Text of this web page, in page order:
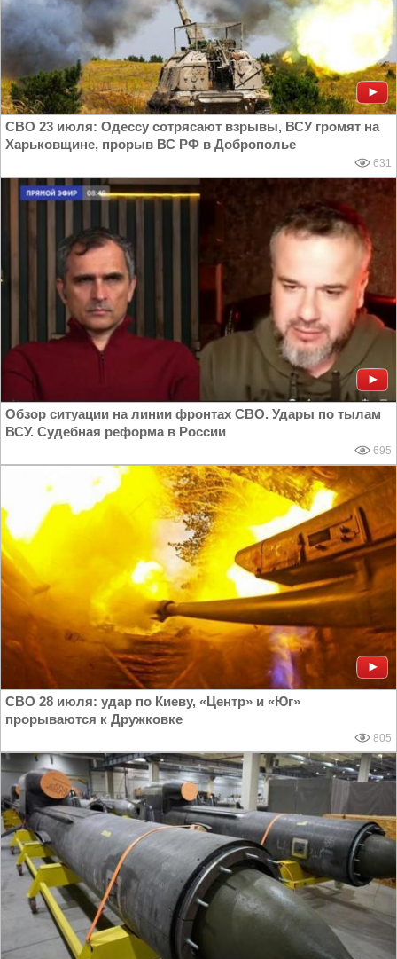
СВО 23 июля: Одессу сотрясают взрывы, ВСУ громят на
Харьковщине, прорыв ВС РФ в Доброполье
631
Обзор ситуации на линии фронтах СВО. Удары по тылам
ВСУ. Судебная реформа в России
695
СВО 28 июля: удар по Киеву, «Центр» и «Юг»
прорываются к Дружковке
805